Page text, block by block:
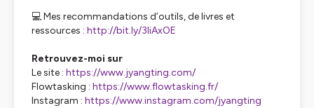
💻 Mes recommandations d’outils, de livres et
ressources : http://bit.ly/3IiAxOE
Retrouvez-moi sur
Le site : https://www.jyangting.com/
Flowtasking : https://www.flowtasking.fr/
Instagram : https://www.instagram.com/jyangting